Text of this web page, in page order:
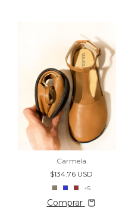
Carmela
$134.76 USD
+5
Comprar